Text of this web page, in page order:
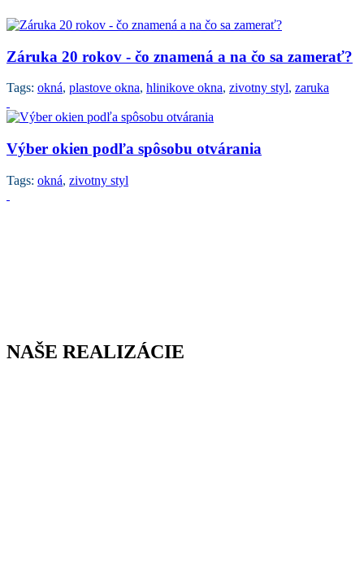
Záruka 20 rokov - čo znamená a na čo sa zamerať?
Tags: okná, plastove okna, hlinikove okna, zivotny styl, zaruka
Výber okien podľa spôsobu otvárania
Tags: okná, zivotny styl
NAŠE REALIZÁCIE